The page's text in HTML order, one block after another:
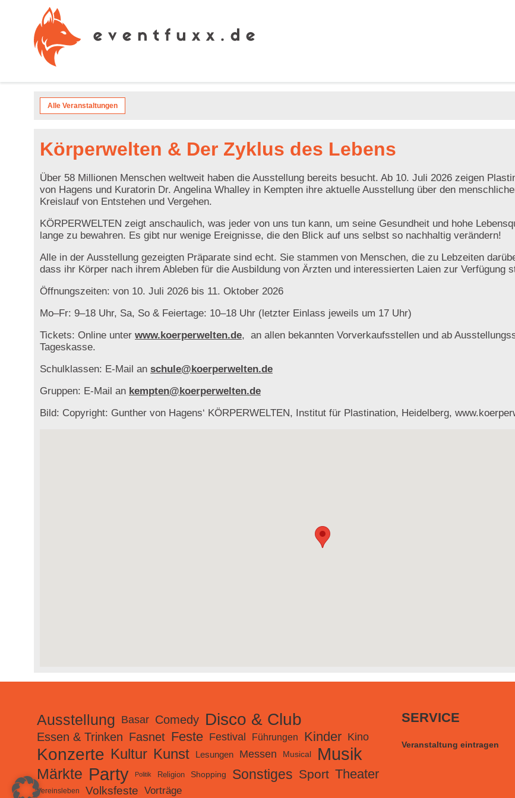
Alle Veranstaltungen
Körperwelten & Der Zyklus des Lebens
Über 58 Millionen Menschen weltweit haben die Ausstellung bereits besucht. Ab 10. Juli 2026 zeigen
von Hagens und Kuratorin Dr. Angelina Whalley in Kempten ihre aktuelle Ausstellung über den
Kreislauf von Entstehen und Vergehen.
KÖRPERWELTEN zeigt anschaulich, was jeder von uns tun kann, um seine Gesundheit und hohe
lange zu bewahren. Es gibt nur wenige Ereignisse, die den Blick auf uns selbst so nachhaltig verändern!
Alle in der Ausstellung gezeigten Präparate sind echt. Sie stammen von Menschen, die zu Lebzeiten
dass ihr Körper nach ihrem Ableben für die Ausbildung von Ärzten und interessierten Laien zur Verfügung
Öffnungszeiten: von 10. Juli 2026 bis 11. Oktober 2026
Mo–Fr: 9–18 Uhr, Sa, So & Feiertage: 10–18 Uhr (letzter Einlass jeweils um 17 Uhr)
Tickets: Online unter www.koerperwelten.de, an allen bekannten Vorverkaufsstellen und ab
Tageskasse.
Schulklassen: E-Mail an schule@koerperwelten.de
Gruppen: E-Mail an kempten@koerperwelten.de
Bild: Copyright: Gunther von Hagens‘ KÖRPERWELTEN, Institut für Plastination, Heidelberg,
Ausstellung Basar Comedy Disco & Club
Essen & Trinken Fasnet Feste Festival Führungen Kinder Kino
Konzerte Kultur Kunst Lesungen Messen Musical Musik
Märkte Party Politik Religion Shopping Sonstiges Sport Theater
Vereinsleben Volksfeste Vorträge
SERVICE
Veranstaltung eintragen